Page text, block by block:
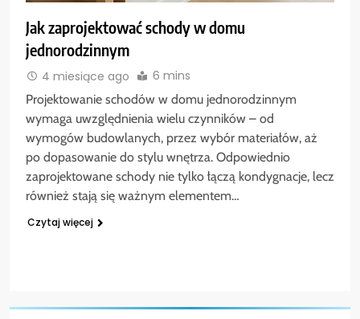
Jak zaprojektować schody w domu
jednorodzinnym
4 miesiące ago 6 mins
Projektowanie schodów w domu jednorodzinnym
wymaga uwzględnienia wielu czynników – od
wymogów budowlanych, przez wybór materiałów, aż
po dopasowanie do stylu wnętrza. Odpowiednio
zaprojektowane schody nie tylko łączą kondygnacje, lecz
również stają się ważnym elementem…
Czytaj więcej